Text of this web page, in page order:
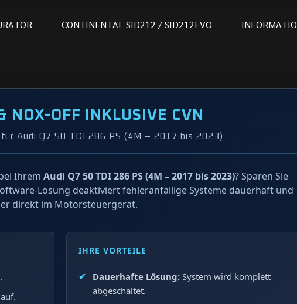
RATOR CONTINENTAL SID21 2 / SID21 2EVO INFORMATIO
NOX-OFF INKLUSIVE CVN
Audi Q7 50 TDI 286 PS (4M – 2017 bis 2023)
Ihrem Audi Q7 50 TDI 286 PS (4M – 2017 bis 2023)? Sparen Sie
Lösung deaktiviert fehleranfällige Systeme dauerhaft und
direkt im Motorsteuergerät.
IHRE VORTEILE
Dauerhafte Lösung: System wird komplett
abgeschaltet.